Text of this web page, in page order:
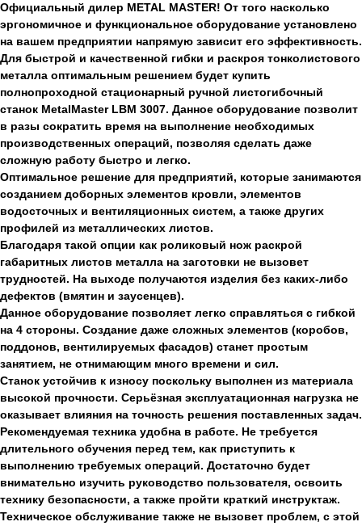
Официальный дилер METAL MASTER! От того насколько
эргономичное и функциональное оборудование установлено
на вашем предприятии напрямую зависит его эффективность.
Для быстрой и качественной гибки и раскроя тонколистового
металла оптимальным решением будет купить
полнопроходной стационарный ручной листогибочный
станок MetalMaster LBM 3007. Данное оборудование позволит
в разы сократить время на выполнение необходимых
производственных операций, позволяя сделать даже
сложную работу быстро и легко.
Оптимальное решение для предприятий, которые занимаются
созданием доборных элементов кровли, элементов
водосточных и вентиляционных систем, а также других
профилей из металлических листов.
Благодаря такой опции как роликовый нож раскрой
габаритных листов металла на заготовки не вызовет
трудностей. На выходе получаются изделия без каких-либо
дефектов (вмятин и заусенцев).
Данное оборудование позволяет легко справляться с гибкой
на 4 стороны. Создание даже сложных элементов (коробов,
поддонов, вентилируемых фасадов) станет простым
занятием, не отнимающим много времени и сил.
Станок устойчив к износу поскольку выполнен из материала
высокой прочности. Серьёзная эксплуатационная нагрузка не
оказывает влияния на точность решения поставленных задач.
Рекомендуемая техника удобна в работе. Не требуется
длительного обучения перед тем, как приступить к
выполнению требуемых операций. Достаточно будет
внимательно изучить руководство пользователя, освоить
технику безопасности, а также пройти краткий инструктаж.
Техническое обслуживание также не вызовет проблем, с этой